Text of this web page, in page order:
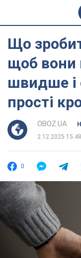
Що
щоб вони
швидше і
прості
OBOZ.UA
2.12.2025 15:48
0